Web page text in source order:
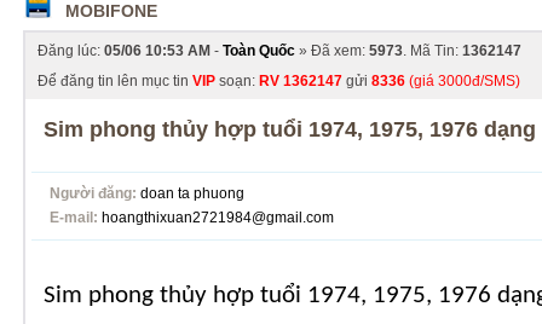
MOBIFONE
Đăng lúc: 05/06 10:53 AM - Toàn Quốc » Đã xem: 5973. Mã Tin: 1362147
Để đăng tin lên mục tin VIP soạn: RV 1362147 gửi 8336 (giá 3000đ/SMS)
Sim phong thủy hợp tuổi 1974, 1975, 1976
Người đăng: doan ta phuong
E-mail: hoangthixuan2721984@gmail.com
Sim phong thủy hợp tuổi 1974, 1975, 1976